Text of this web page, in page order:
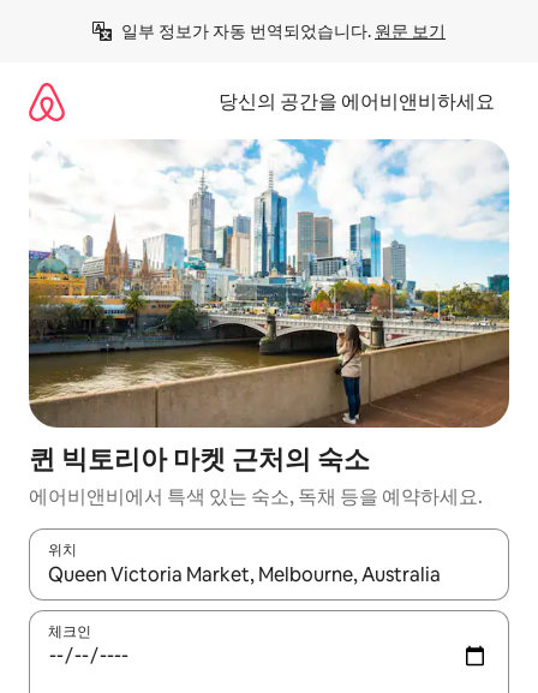
일부 정보가 자동 번역되었습니다. 원문 보기
당신의 공간을 에어비앤비하세요
퀸 빅토리아 마켓 근처의 숙소
에어비앤비에서 특색 있는 숙소, 독채 등을 예약하세요.
위치
결과가 나오면 위·아래 화살표 키를 사용하거나 터치 또는 스와이
체크인